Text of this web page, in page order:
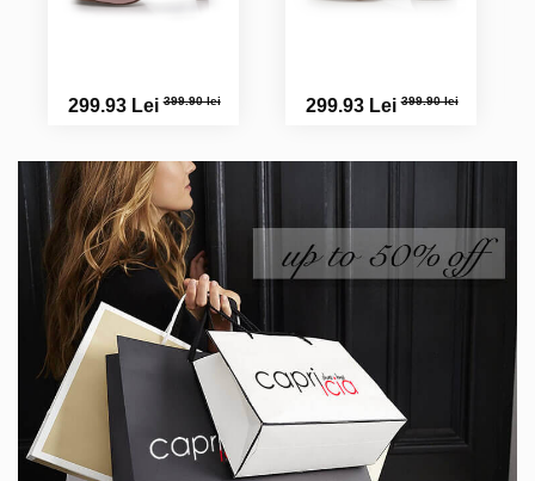
299.93 Lei399.90 lei 299.93 Lei399.90 lei